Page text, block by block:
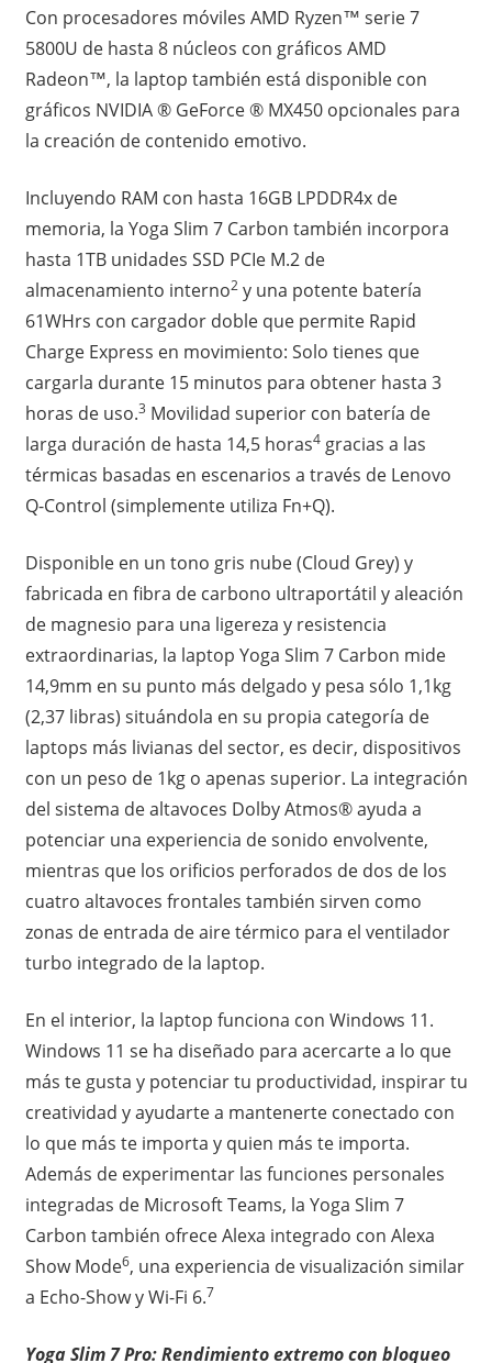
Con procesadores móviles AMD Ryzen™ serie 7
5800U de hasta 8 núcleos con gráficos AMD
Radeon™, la laptop también está disponible con
gráficos NVIDIA ® GeForce ® MX450 opcionales para
la creación de contenido emotivo.
Incluyendo RAM con hasta 16GB LPDDR4x de
memoria, la Yoga Slim 7 Carbon también incorpora
hasta 1TB unidades SSD PCIe M.2 de
almacenamiento interno2y una potente batería
61WHrs con cargador doble que permite Rapid
Charge Express en movimiento: Solo tienes que
cargarla durante 15 minutos para obtener hasta 3
horas de uso.3 Movilidad superior con batería de
larga duración de hasta 14,5 horas4gracias a las
térmicas basadas en escenarios a través de Lenovo
Q-Control (simplemente utiliza Fn+Q).
Disponible en un tono gris nube (Cloud Grey) y
fabricada en fibra de carbono ultraportátil y aleación
de magnesio para una ligereza y resistencia
extraordinarias, la laptop Yoga Slim 7 Carbon mide
14,9mm en su punto más delgado y pesa sólo 1,1kg
(2,37 libras) situándola en su propia categoría de
laptops más livianas del sector, es decir, dispositivos
con un peso de 1kg o apenas superior. La integración
del sistema de altavoces Dolby Atmos® ayuda a
potenciar una experiencia de sonido envolvente,
mientras que los orificios perforados de dos de los
cuatro altavoces frontales también sirven como
zonas de entrada de aire térmico para el ventilador
turbo integrado de la laptop.
En el interior, la laptop funciona con Windows 11.
Windows 11 se ha diseñado para acercarte a lo que
más te gusta y potenciar tu productividad, inspirar tu
creatividad y ayudarte a mantenerte conectado con
lo que más te importa y quien más te importa.
Además de experimentar las funciones personales
integradas de Microsoft Teams, la Yoga Slim 7
Carbon también ofrece Alexa integrado con Alexa
Show Mode6, una experiencia de visualización similar
a Echo-Show y Wi-Fi 6.7
Yoga Slim 7 Pro: Rendimiento extremo con bloqueo